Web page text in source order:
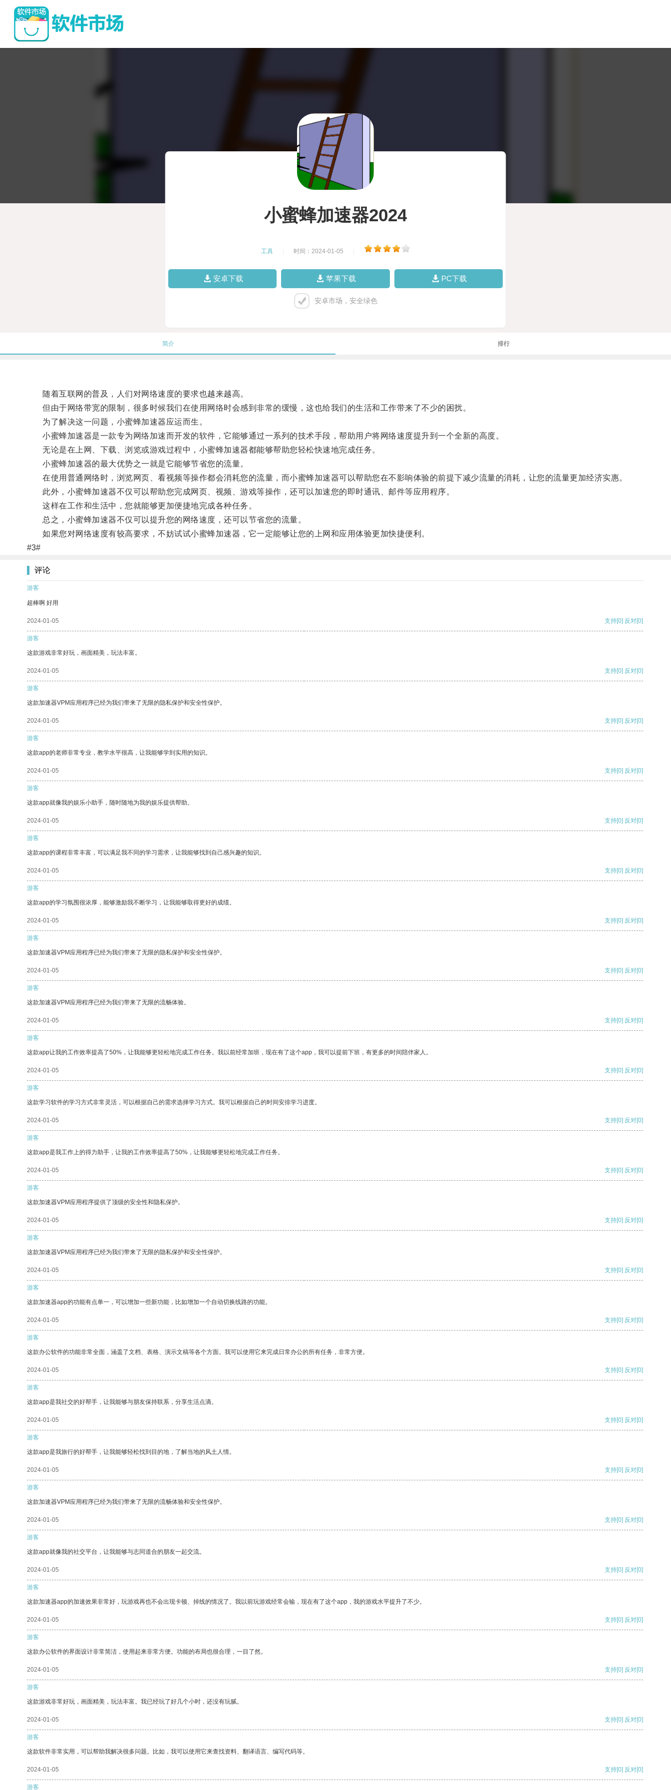
小蜜蜂加速器2024
工具 时间：2024-01-05
安卓下载 苹果下载 PC下载
安卓市场，安全绿色
简介 排行
随着互联网的普及，人们对网络速度的要求也越来越高。
但由于网络带宽的限制，很多时候我们在使用网络时会感到非常的缓慢，这也给我们的生活和工作带来了不少的困扰。
为了解决这一问题，小蜜蜂加速器应运而生。
小蜜蜂加速器是一款专为网络加速而开发的软件，它能够通过一系列的技术手段，帮助用户将网络速度提升到一个全新的高度。
无论是在上网、下载、浏览或游戏过程中，小蜜蜂加速器都能够帮助您轻松快速地完成任务。
小蜜蜂加速器的最大优势之一就是它能够节省您的流量。
在使用普通网络时，浏览网页、看视频等操作都会消耗您的流量，而小蜜蜂加速器可以帮助您在不影响体验的前提下减少流量的消耗，让您的流量更加经济实惠。
此外，小蜜蜂加速器不仅可以帮助您完成网页、视频、游戏等操作，还可以加速您的即时通讯、邮件等应用程序。
这样在工作和生活中，您就能够更加便捷地完成各种任务。
总之，小蜜蜂加速器不仅可以提升您的网络速度，还可以节省您的流量。
如果您对网络速度有较高要求，不妨试试小蜜蜂加速器，它一定能够让您的上网和应用体验更加快捷便利。
#3#
评论
游客
超棒啊 好用
2024-01-05 支持[0] 反对[0]
游客
这款游戏非常好玩，画面精美，玩法丰富。
2024-01-05 支持[0] 反对[0]
游客
这款加速器VPM应用程序已经为我们带来了无限的隐私保护和安全性保护。
2024-01-05 支持[0] 反对[0]
游客
这款app的老师非常专业，教学水平很高，让我能够学到实用的知识。
2024-01-05 支持[0] 反对[0]
游客
这款app就像我的娱乐小助手，随时随地为我的娱乐提供帮助。
2024-01-05 支持[0] 反对[0]
游客
这款app的课程非常丰富，可以满足我不同的学习需求，让我能够找到自己感兴趣的知识。
2024-01-05 支持[0] 反对[0]
游客
这款app的学习氛围很浓厚，能够激励我不断学习，让我能够取得更好的成绩。
2024-01-05 支持[0] 反对[0]
游客
这款加速器VPM应用程序已经为我们带来了无限的隐私保护和安全性保护。
2024-01-05 支持[0] 反对[0]
游客
这款加速器VPM应用程序已经为我们带来了无限的流畅体验。
2024-01-05 支持[0] 反对[0]
游客
这款app让我的工作效率提高了50%，让我能够更轻松地完成工作任务。我以前经常加班，现在有了这个app，我可以提前下班，有更多的时间陪伴家人。
2024-01-05 支持[0] 反对[0]
游客
这款学习软件的学习方式非常灵活，可以根据自己的需求选择学习方式。我可以根据自己的时间安排学习进度。
2024-01-05 支持[0] 反对[0]
游客
这款app是我工作上的得力助手，让我的工作效率提高了50%，让我能够更轻松地完成工作任务。
2024-01-05 支持[0] 反对[0]
游客
这款加速器VPM应用程序提供了顶级的安全性和隐私保护。
2024-01-05 支持[0] 反对[0]
游客
这款加速器VPM应用程序已经为我们带来了无限的隐私保护和安全性保护。
2024-01-05 支持[0] 反对[0]
游客
这款加速器app的功能有点单一，可以增加一些新功能，比如增加一个自动切换线路的功能。
2024-01-05 支持[0] 反对[0]
游客
这款办公软件的功能非常全面，涵盖了文档、表格、演示文稿等各个方面。我可以使用它来完成日常办公的所有任务，非常方便。
2024-01-05 支持[0] 反对[0]
游客
这款app是我社交的好帮手，让我能够与朋友保持联系，分享生活点滴。
2024-01-05 支持[0] 反对[0]
游客
这款app是我旅行的好帮手，让我能够轻松找到目的地，了解当地的风土人情。
2024-01-05 支持[0] 反对[0]
游客
这款加速器VPM应用程序已经为我们带来了无限的流畅体验和安全性保护。
2024-01-05 支持[0] 反对[0]
游客
这款app就像我的社交平台，让我能够与志同道合的朋友一起交流。
2024-01-05 支持[0] 反对[0]
游客
这款加速器app的加速效果非常好，玩游戏再也不会出现卡顿、掉线的情况了。我以前玩游戏经常会输，现在有了这个app，我的游戏水平提升了不少。
2024-01-05 支持[0] 反对[0]
游客
这款办公软件的界面设计非常简洁，使用起来非常方便。功能的布局也很合理，一目了然。
2024-01-05 支持[0] 反对[0]
游客
这款游戏非常好玩，画面精美，玩法丰富。我已经玩了好几个小时，还没有玩腻。
2024-01-05 支持[0] 反对[0]
游客
这款软件非常实用，可以帮助我解决很多问题。比如，我可以使用它来查找资料、翻译语言、编写代码等。
2024-01-05 支持[0] 反对[0]
游客